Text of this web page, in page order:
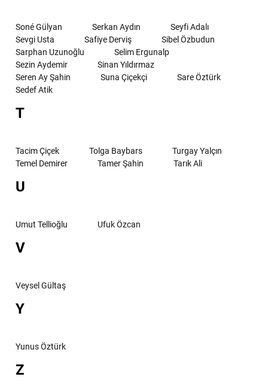
Soné Gülyan Serkan Aydın
Seyfi Adalı
Sevgi Usta
Safiye Derviş
Sibel Özbudun
Sarphan Uzunoğlu
Selim Ergunalp
Sezin Aydemir
Sinan Yıldırmaz
Seren Ay Şahin
Suna Çiçekçi
Sare Öztürk
Sedef Atik
T
Tacim Çiçek Tolga Baybars
Turgay Yalçın
Temel Demirer
Tamer Şahin Tarık Ali
U
Umut Tellioğlu Ufuk Özcan
V
Veysel Gültaş
Y
Yunus Öztürk
Z